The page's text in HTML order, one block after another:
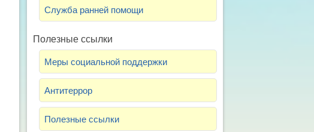
Служба ранней помощи
Полезные ссылки
Меры социальной поддержки
Антитеррор
Полезные ссылки